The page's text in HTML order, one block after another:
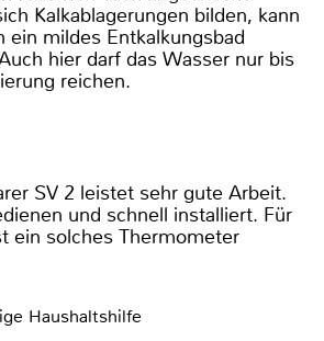
Kalkablagerungen bilden, kann
ein mildes Entkalkungsbad
hier darf das Wasser nur bis
reichen.
SV 2 leistet sehr gute Arbeit.
und schnell installiert. Für
ein solches Thermometer
Haushaltshilfe